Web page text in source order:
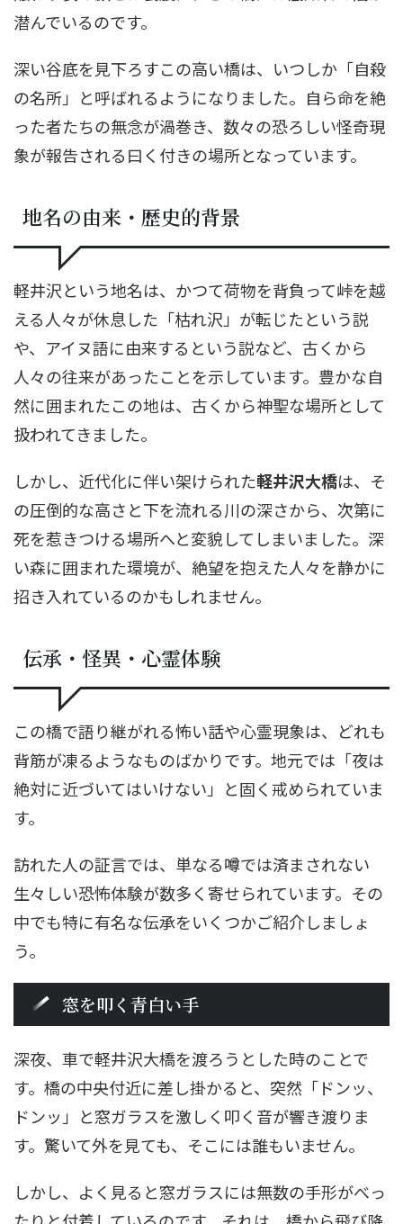
潜んでいるのです。
深い谷底を見下ろすこの高い橋は、いつしか「自殺
の名所」と呼ばれるようになりました。自ら命を絶
った者たちの無念が渦巻き、数々の恐ろしい怪奇現
象が報告される曰く付きの場所となっています。
地名の由来・歴史的背景
軽井沢という地名は、かつて荷物を背負って峠を越
える人々が休息した「枯れ沢」が転じたという説
や、アイヌ語に由来するという説など、古くから
人々の往来があったことを示しています。豊かな自
然に囲まれたこの地は、古くから神聖な場所として
扱われてきました。
しかし、近代化に伴い架けられた軽井沢大橋は、そ
の圧倒的な高さと下を流れる川の深さから、次第に
死を惹きつける場所へと変貌してしまいました。深
い森に囲まれた環境が、絶望を抱えた人々を静かに
招き入れているのかもしれません。
伝承・怪異・心霊体験
この橋で語り継がれる怖い話や心霊現象は、どれも
背筋が凍るようなものばかりです。地元では「夜は
絶対に近づいてはいけない」と固く戒められていま
す。
訪れた人の証言では、単なる噂では済まされない
生々しい恐怖体験が数多く寄せられています。その
中でも特に有名な伝承をいくつかご紹介しましょ
う。
窓を叩く青白い手
深夜、車で軽井沢大橋を渡ろうとした時のことで
す。橋の中央付近に差し掛かると、突然「ドンッ、
ドンッ」と窓ガラスを激しく叩く音が響き渡りま
す。驚いて外を見ても、そこには誰もいません。
しかし、よく見ると窓ガラスには無数の手形がべっ